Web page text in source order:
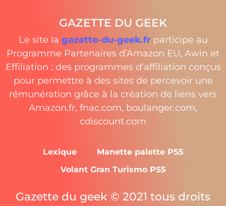
GAZETTE DU GEEK
Le site la gazette-du-geek.frparticipe au
Programme Partenaires d’Amazon EU, Awin et
Effiliation : des programmes d’affiliation conçus
pour permettre à des sites de percevoir une
rémunération grâce à la création de liens vers
Amazon.fr, fnac.com, boulanger.com,
cdiscount.com
Lexique
Manette palette PS5
Volant Gran Turismo PS5
Gazette du geek © 2021 tous droits